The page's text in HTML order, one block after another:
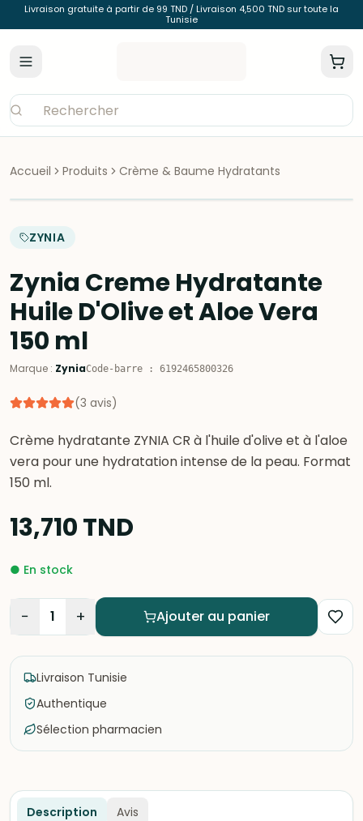
Livraison gratuite à partir de 99 TND / Livraison 4,500 TND sur toute la
Tunisie
Accueil Produits Crème & Baume Hydratants
ZYNIA
Zynia Creme Hydratante
Huile D'Olive et Aloe Vera
150 ml
Marque : ZyniaCode-barre : 6192465800326
(3 avis)
Crème hydratante ZYNIA CR à l'huile d'olive et à l'aloe
vera pour une hydratation intense de la peau. Format
150 ml.
13,710TND
● En stock
− 1 + Ajouter au panier
Livraison Tunisie
Authentique
Sélection pharmacien
Description Avis